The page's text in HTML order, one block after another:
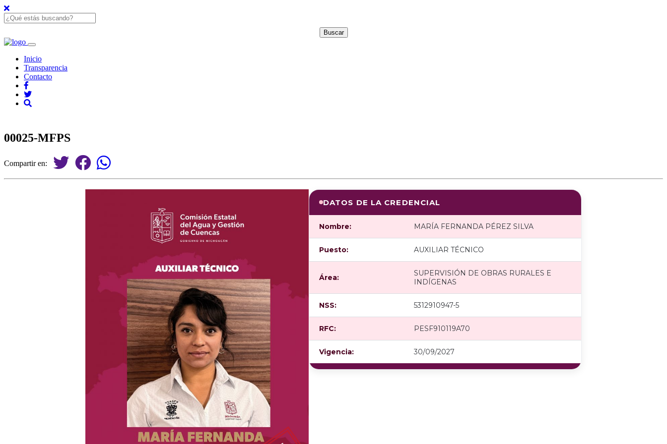
Inicio
Transparencia
Contacto
00025-MFPS
Compartir en:
DATOS DE LA CREDENCIAL
Nombre: MARÍA FERNANDA PÉREZ SILVA
Puesto: AUXILIAR TÉCNICO
Área:
SUPERVISIÓN DE OBRAS RURALES E
INDÍGENAS
NSS: 5312910947-5
RFC: PESF910119A70
Vigencia: 30/09/2027